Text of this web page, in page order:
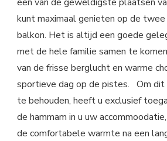
kunt maximaal genieten op de
balkon. Het is altijd een goede
met de hele familie samen te
van de frisse berglucht en warme
sportieve dag op de pistes. Om dit
te behouden, heeft u exclusief
de hammam in u uw
de comfortabele warmte na een